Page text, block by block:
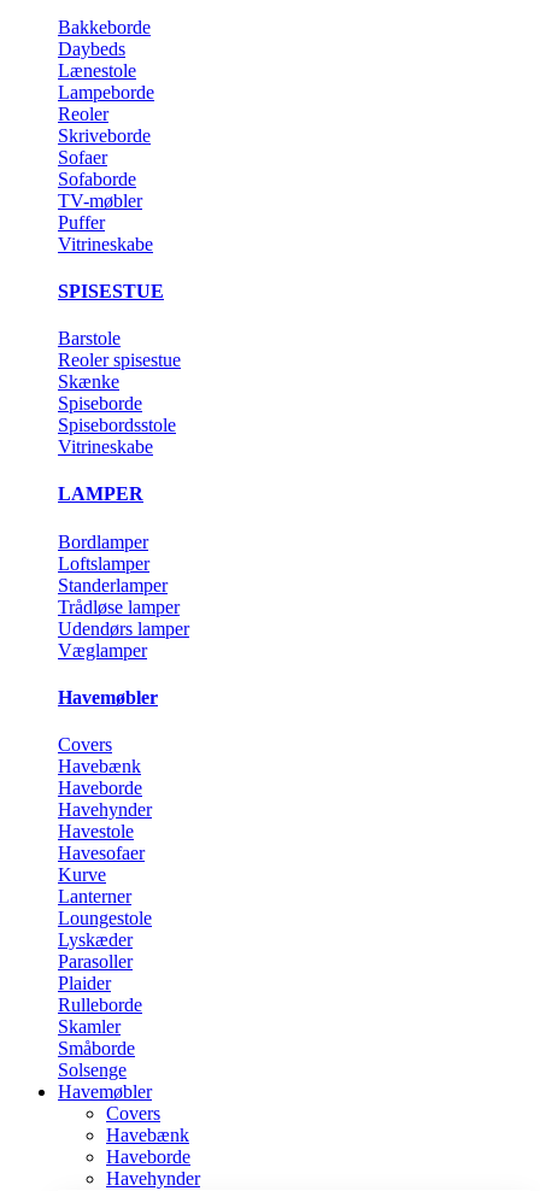
Bakkeborde
Daybeds
Lænestole
Lampeborde
Reoler
Skriveborde
Sofaer
Sofaborde
TV-møbler
Puffer
Vitrineskabe
SPISESTUE
Barstole
Reoler spisestue
Skænke
Spiseborde
Spisebordsstole
Vitrineskabe
LAMPER
Bordlamper
Loftslamper
Standerlamper
Trådløse lamper
Udendørs lamper
Væglamper
Havemøbler
Covers
Havebænk
Haveborde
Havehynder
Havestole
Havesofaer
Kurve
Lanterner
Loungestole
Lyskæder
Parasoller
Plaider
Rulleborde
Skamler
Småborde
Solsenge
Havemøbler
Covers
Havebænk
Haveborde
Havehynder